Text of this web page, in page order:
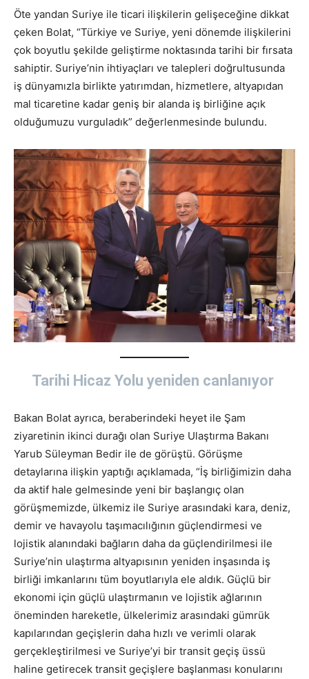
Öte yandan Suriye ile ticari ilişkilerin gelişeceğine dikkat
çeken Bolat, “Türkiye ve Suriye, yeni dönemde ilişkilerini
çok boyutlu şekilde geliştirme noktasında tarihi bir fırsata
sahiptir. Suriye’nin ihtiyaçları ve talepleri doğrultusunda
iş dünyamızla birlikte yatırımdan, hizmetlere, altyapıdan
mal ticaretine kadar geniş bir alanda iş birliğine açık
olduğumuzu vurguladık” değerlenmesinde bulundu.
Tarihi Hicaz Yolu yeniden canlanıyor
Bakan Bolat ayrıca, beraberindeki heyet ile Şam
ziyaretinin ikinci durağı olan Suriye Ulaştırma Bakanı
Yarub Süleyman Bedir ile de görüştü. Görüşme
detaylarına ilişkin yaptığı açıklamada, “İş birliğimizin daha
da aktif hale gelmesinde yeni bir başlangıç olan
görüşmemizde, ülkemiz ile Suriye arasındaki kara, deniz,
demir ve havayolu taşımacılığının güçlendirmesi ve
lojistik alanındaki bağların daha da güçlendirilmesi ile
Suriye’nin ulaştırma altyapısının yeniden inşasında iş
birliği imkanlarını tüm boyutlarıyla ele aldık. Güçlü bir
ekonomi için güçlü ulaştırmanın ve lojistik ağlarının
öneminden hareketle, ülkelerimiz arasındaki gümrük
kapılarından geçişlerin daha hızlı ve verimli olarak
gerçekleştirilmesi ve Suriye’yi bir transit geçiş üssü
haline getirecek transit geçişlere başlanması konularını